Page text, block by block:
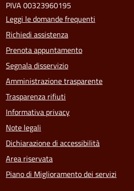
PIVA 00323960195
Leggi le domande frequenti
Richiedi assistenza
Prenota appuntamento
Segnala disservizio
Amministrazione trasparente
Trasparenza rifiuti
Informativa privacy
Note legali
Dichiarazione di accessibilità
Area riservata
Piano di Miglioramento dei servizi